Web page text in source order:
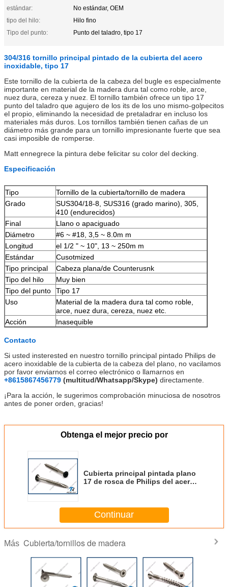
estándar:
No estándar, OEM
tipo del hilo:
Hilo fino
Tipo del punto:
Punto del taladro, tipo 17
304/316 tornillo principal pintado de la cubierta del acero
inoxidable, tipo 17
Este tornillo de la cubierta de la cabeza del bugle es especialmente
importante en material de la madera dura tal como roble, arce,
nuez dura, cereza y nuez. El tornillo también ofrece un tipo 17
punto del taladro que agujero de los its de los uno mismo-golpecitos
el propio, eliminando la necesidad de pretaladrar en incluso los
materiales más duros. Los tornillos también tienen cañas de un
diámetro más grande para un tornillo impresionante fuerte que sea
casi imposible de romperse.
Matt ennegrece la pintura debe felicitar su color del decking.
Especificación
Tipo
Tornillo de la cubierta/tornillo de madera
Grado
SUS304/18-8, SUS316 (grado marino), 305,
410 (endurecidos)
Final
Llano o apaciguado
Diámetro
#6 ~ #18, 3,5 ~ 8.0m m
Longitud
el 1/2 " ~ 10", 13 ~ 250m m
Estándar
Cusotmized
Tipo principal
Cabeza plana/de Counterusnk
Tipo del hilo
Muy bien
Tipo del punto
Tipo 17
Uso
Material de la madera dura tal como roble,
arce, nuez dura, cereza, nuez etc.
Acción
Inasequible
Contacto
Si usted insterested en nuestro tornillo principal pintado Philips de
acero inoxidable de la cubierta de la cabeza del plano, no vacilamos
por favor enviarnos el correo electrónico o llamarnos en
+8615867456779 (multitud/Whatsapp/Skype) directamente.
¡Para la acción, le sugerimos comprobación minuciosa de nosotros
antes de poner orden, gracias!
Obtenga el mejor precio por
Cubierta principal pintada plano
17 de rosca de Philips del acero
Continuar
Más Cubierta/tornillos de madera